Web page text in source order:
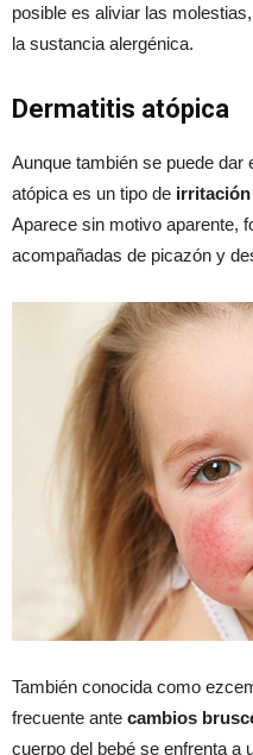
posible es aliviar las
la sustancia alergénica.
Dermatitis atópica
Aunque también se puede dar
atópica es un tipo de irritación
Aparece sin motivo aparente,
acompañadas de picazón y
También conocida como
frecuente ante cambios
cuerpo del bebé se enfrenta a